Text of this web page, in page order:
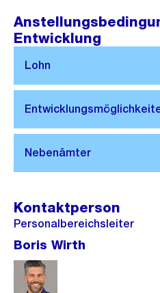
Entwicklung
Kontaktperson
Personalbereichsleiter
Boris Wirth